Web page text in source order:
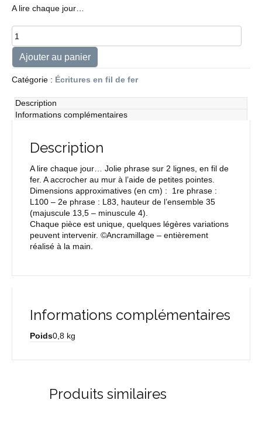
A lire chaque jour…
quantité
de
Fais
ce
que
aimes
Ajouter au panier
Catégorie : Écritures en fil de fer
Description
Informations complémentaires
Description
A lire chaque jour… Jolie phrase sur 2 lignes, en fil de
fer. A accrocher au mur à l’aide de petites pointes.
Dimensions approximatives (en cm) : 1re phrase :
L100 – 2e phrase : L83, hauteur de l’ensemble 35
(majuscule 13,5 – minuscule 4).
Chaque pièce est unique, quelques légères variations
peuvent intervenir. ©Ancramillage – entièrement
réalisé à la main.
Informations complémentaires
Poids0,8 kg
Produits similaires